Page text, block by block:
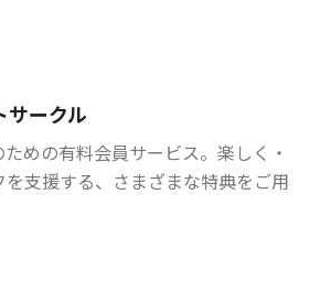
サークル
めの有料会員サービス。楽しく・
支援する、さまざまな特典をご用